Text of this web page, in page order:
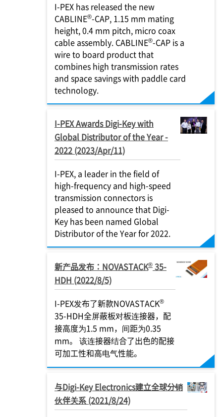
I-PEX has released the new
CABLINE®-CAP, 1.15 mm mating
height, 0.4 mm pitch, micro coax
cable assembly. CABLINE®-CAP is a
wire to board product that
combines high transmission rates
and space savings with paddle card
technology.
I-PEXAwards Digi-Key with
Global Distributor of the Year -
2022 (2023/Apr/11)
I-PEX, a leader in the field of
high-frequency and high-speed
transmission connectors is
pleased to announce that Digi-
Key has been named Global
Distributor of the Year for 2022.
新产品发布：NOVASTACK® 35-
HDH (2022/8/5)
I-PEX发布了新款NOVASTACK®
35-HDH全屏蔽板对板连接器，配
接高度为1.5 mm，间距为0.35
mm。 该连接器结合了出色的配接
可加工性和高电气性能。
与Digi-Key Electronics建立全球分销
伙伴关系 (2021/8/24)